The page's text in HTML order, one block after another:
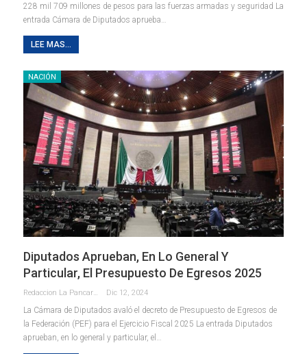
228 mil 709 millones de pesos para las fuerzas armadas y seguridad La
entrada Cámara de Diputados aprueba…
LEE MAS...
NACIÓN
Diputados Aprueban, En Lo General Y
Particular, El Presupuesto De Egresos 2025
Redaccion La Pancarta De Quintana Roo Dic 12, 2024
La Cámara de Diputados avaló el decreto de Presupuesto de Egresos de
la Federación (PEF) para el Ejercicio Fiscal 2025 La entrada Diputados
aprueban, en lo general y particular, el…